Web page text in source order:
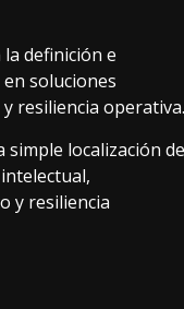
definición e
soluciones
resiliencia operativa.
localización de
y resiliencia